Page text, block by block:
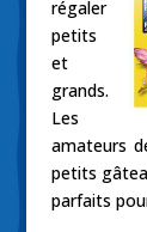
régaler
petits
et
grands.
Les
amateurs
petits
parfaits